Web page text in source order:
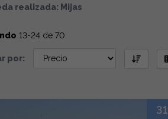
realizada: Mijas
13-24 de 70
por: